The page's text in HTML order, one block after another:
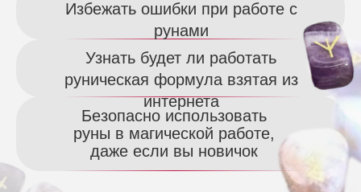
Избежать ошибки при работе с
рунами
Узнать будет ли работать
руническая формула взятая из
интернета
Безопасно использовать
руны в магической работе,
даже если вы новичок